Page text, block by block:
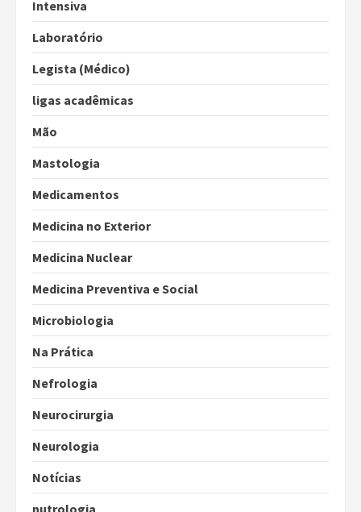
Intensiva
Laboratório
Legista (Médico)
ligas acadêmicas
Mão
Mastologia
Medicamentos
Medicina no Exterior
Medicina Nuclear
Medicina Preventiva e Social
Microbiologia
Na Prática
Nefrologia
Neurocirurgia
Neurologia
Notícias